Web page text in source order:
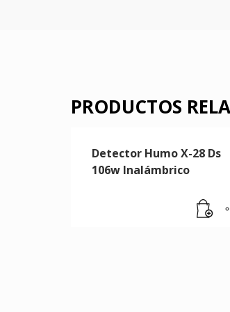
PRODUCTOS
Detector Humo X-28 Ds
106w Inalámbrico